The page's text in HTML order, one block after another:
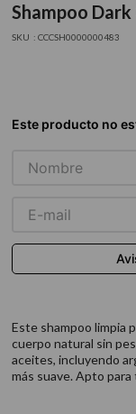
Shampoo
: CCCSH0000000483
Este shampoo limpia
cuerpo natural sin
aceites, incluyendo
más suave. Apto
6. gama
9.
protector